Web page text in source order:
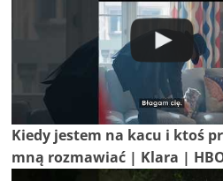
Kiedy jestem na kacu i ktoś
mną rozmawiać | Klara |